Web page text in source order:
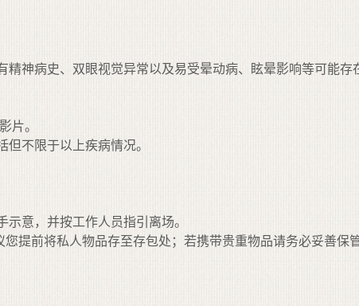
精神病史、双眼视觉异常以及易受晕动病、眩晕影响等可能
片。
不限于以上疾病情况。
意，并按工作人员指引离场。
提前将私人物品存至存包处；若携带贵重物品请务必妥善保